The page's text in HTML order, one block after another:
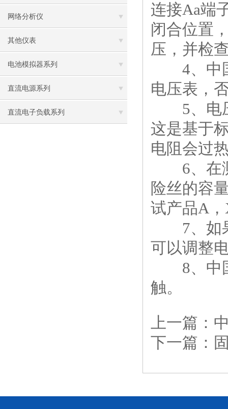
网络分析仪
其他仪表
电池模拟器系列
直流电源系列
直流电子负载系列
连接Aa端
闭合位置
压，并检
4、中国
电压表，
5、电压
这是基于
电阻会过
6、在测
险丝的容
试产品A
7、如果
可以调整
8、中国
触。
上一篇：
下一篇：